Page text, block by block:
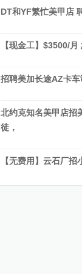
DT和YF繁忙美甲店
【现金工】$3500/
招聘美加长途AZ卡车
北约克知名美甲店招
徒，
【无费用】云石厂招